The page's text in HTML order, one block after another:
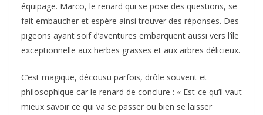
équipage. Marco, le renard qui se pose des questions, se
fait embaucher et espère ainsi trouver des réponses. Des
pigeons ayant soif d’aventures embarquent aussi vers l’île
exceptionnelle aux herbes grasses et aux arbres délicieux.
C’est magique, décousu parfois, drôle souvent et
philosophique car le renard de conclure : « Est-ce qu’il vaut
mieux savoir ce qui va se passer ou bien se laisser